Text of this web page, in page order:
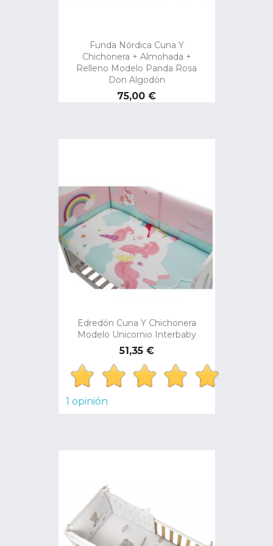
Funda Nórdica Cuna Y
Chichonera + Almohada +
Relleno Modelo Panda Rosa
Don Algodón
Precio
75,00 €
Edredón Cuna Y Chichonera
Modelo Unicornio Interbaby
Precio
51,35 €
1 opinión